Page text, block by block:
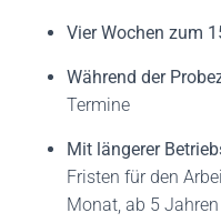
Vier Wochen zum
Während der
Termine
Mit längerer
Fristen für den
Monat, ab 5